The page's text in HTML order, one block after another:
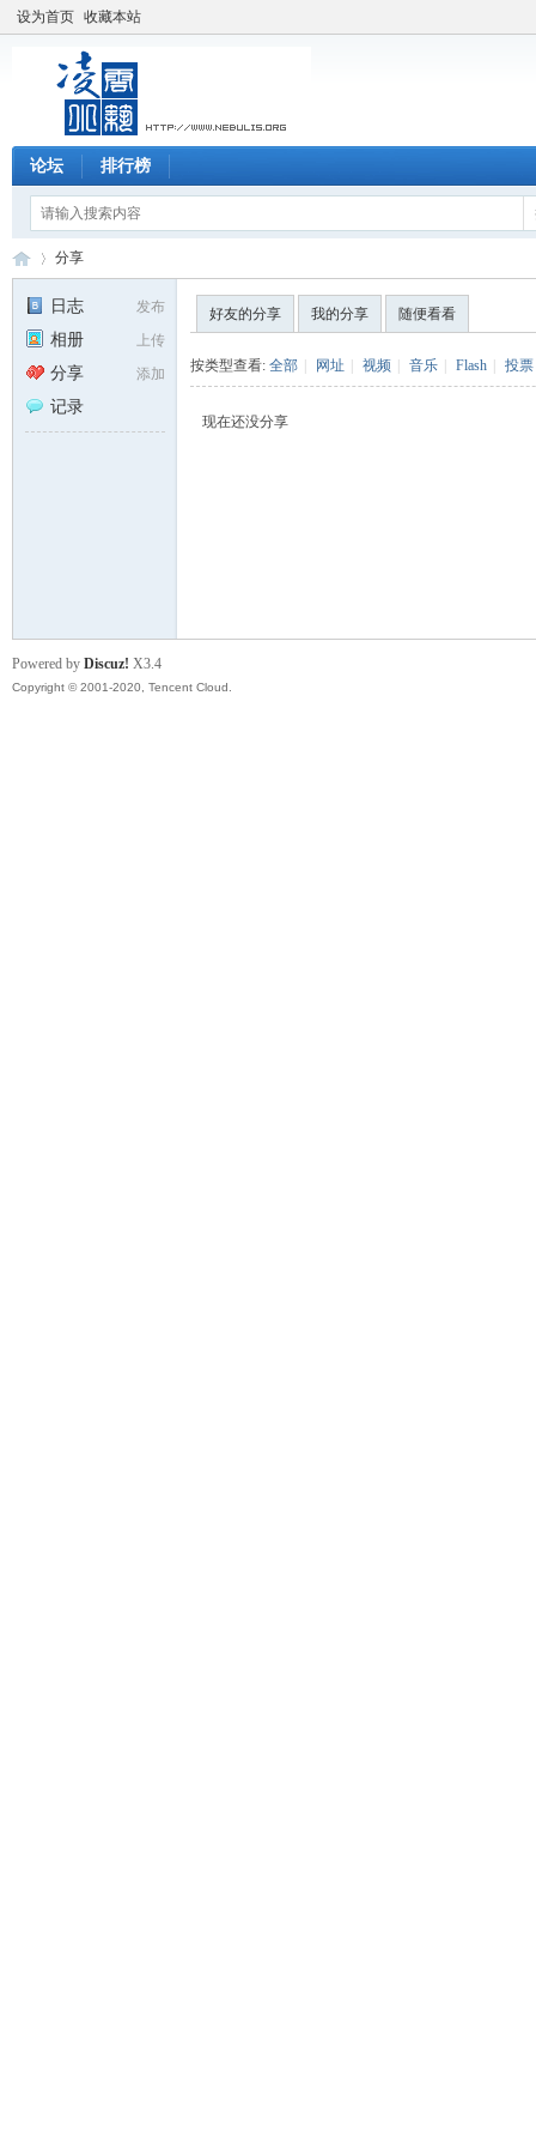
设为首页 收藏本站
论坛 排行榜
分享
发布
日志
上传
相册
添加
分享
记录
好友的分享 我的分享 随便看看
按类型查看: 全部 网址 视频 音乐 Flash 投票
现在还没分享
Powered by Discuz! X3.4
Copyright © 2001-2020, Tencent Cloud.